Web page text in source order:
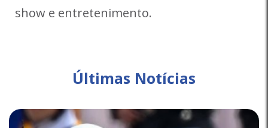
show e entretenimento.
Últimas Notícias